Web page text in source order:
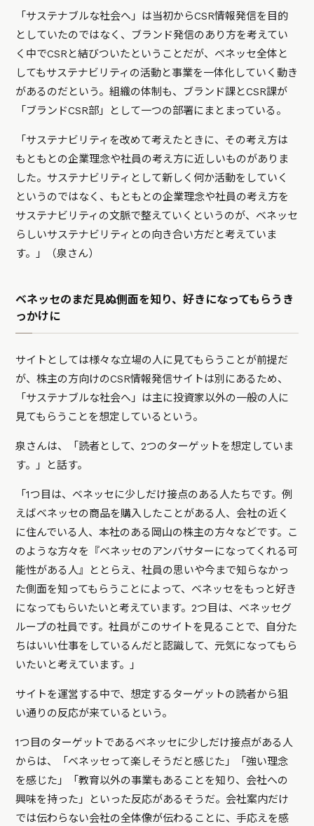
「サステナブルな社会へ」は当初からCSR情報発信を目的
としていたのではなく、ブランド発信のあり方を考えてい
く中でCSRと結びついたということだが、ベネッセ全体と
してもサステナビリティの活動と事業を一体化していく動き
があるのだという。組織の体制も、ブランド課とCSR課が
「ブランドCSR部」として一つの部署にまとまっている。
「サステナビリティを改めて考えたときに、その考え方は
もともとの企業理念や社員の考え方に近しいものがありま
した。サステナビリティとして新しく何か活動をしていく
というのではなく、もともとの企業理念や社員の考え方を
サステナビリティの文脈で整えていくというのが、ベネッセ
らしいサステナビリティとの向き合い方だと考えていま
す。」（泉さん）
ベネッセのまだ見ぬ側面を知り、好きになってもらうき
っかけに
サイトとしては様々な立場の人に見てもらうことが前提だ
が、株主の方向けのCSR情報発信サイトは別にあるため、
「サステナブルな社会へ」は主に投資家以外の一般の人に
見てもらうことを想定しているという。
泉さんは、「読者として、2つのターゲットを想定していま
す。」と話す。
「1つ目は、ベネッセに少しだけ接点のある人たちです。例
えばベネッセの商品を購入したことがある人、会社の近く
に住んでいる人、本社のある岡山の株主の方々などです。こ
のような方々を『ベネッセのアンバサターになってくれる可
能性がある人』ととらえ、社員の思いや今まで知らなかっ
た側面を知ってもらうことによって、ベネッセをもっと好き
になってもらいたいと考えています。2つ目は、ベネッセグ
ループの社員です。社員がこのサイトを見ることで、自分た
ちはいい仕事をしているんだと認識して、元気になってもら
いたいと考えています。」
サイトを運営する中で、想定するターゲットの読者から狙
い通りの反応が来ているという。
1つ目のターゲットであるベネッセに少しだけ接点がある人
からは、「ベネッセって楽しそうだと感じた」「強い理念
を感じた」「教育以外の事業もあることを知り、会社への
興味を持った」といった反応があるそうだ。会社案内だけ
では伝わらない会社の全体像が伝わることに、手応えを感